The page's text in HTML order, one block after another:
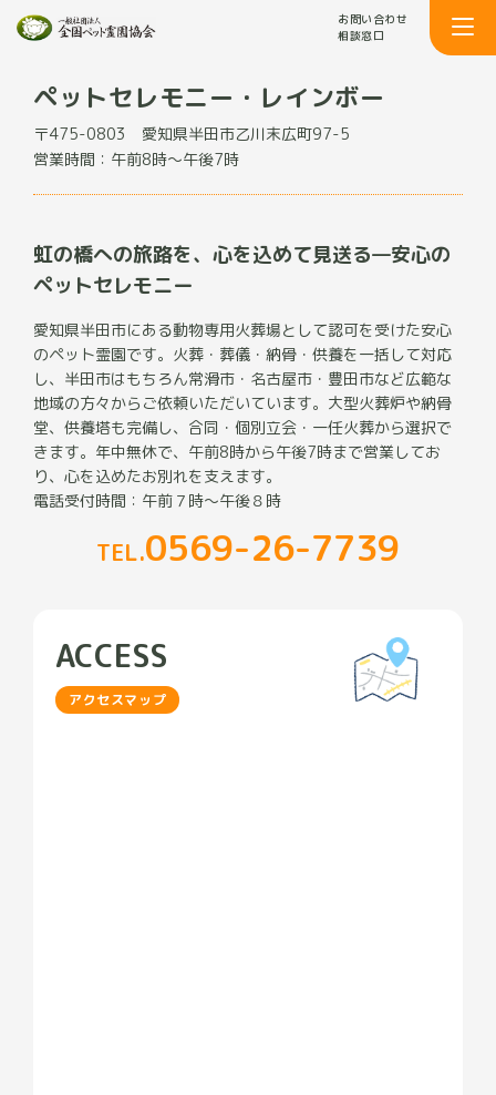
お問い合わせ
相談窓口
ペットセレモニー・レインボー
〒475-0803
愛知県半田市乙川末広町97-5
営業時間：午前8時～午後7時
虹の橋への旅路を、心を込めて見送る—安心の
ペットセレモニー
愛知県半田市にある動物専用火葬場として認可を受けた安心
のペット霊園です。火葬・葬儀・納骨・供養を一括して対応
し、半田市はもちろん常滑市・名古屋市・豊田市など広範な
地域の方々からご依頼いただいています。大型火葬炉や納骨
堂、供養塔も完備し、合同・個別立会・一任火葬から選択で
きます。年中無休で、午前8時から午後7時まで営業してお
り、心を込めたお別れを支えます。
電話受付時間：午前７時～午後８時
TEL.0569-26-7739
ACCESS
アクセスマップ